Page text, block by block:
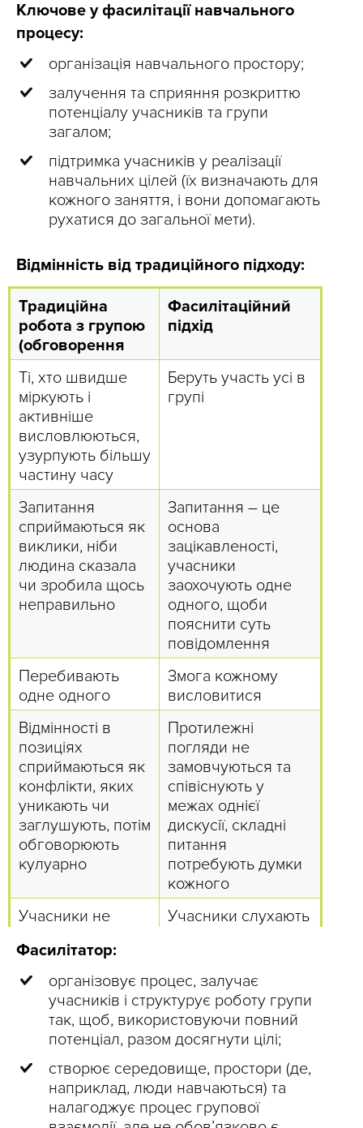
Ключове у фасилітації навчального
процесу:
організація навчального простору;
залучення та сприяння розкриттю
потенціалу учасників та групи
загалом;
підтримка учасників у реалізації
навчальних цілей (їх визначають для
кожного заняття, і вони допомагають
рухатися до загальної мети).
Відмінність від традиційного підходу:
Традиційна
робота з групою
(обговорення
Фасилітаційний
підхід
Ті, хто швидше
міркують і
активніше
висловлюються,
узурпують більшу
частину часу
Беруть участь усі в
групі
Запитання
сприймаються як
виклики, ніби
людина сказала
чи зробила щось
неправильно
Запитання – це
основа
зацікавленості,
учасники
заохочують одне
одного, щоби
пояснити суть
повідомлення
Перебивають
одне одного
Змога кожному
висловитися
Відмінності в
позиціях
сприймаються як
конфлікти, яких
уникають чи
заглушують, потім
обговорюють
кулуарно
Протилежні
погляди не
замовчуються та
співіснують у
межах однієї
дискусії, складні
питання
потребують думки
кожного
Учасники не
розуміють
репліки одне
одного, оскільки
зайняті
формулюванням
Учасники слухають
почуті
Проблему
поспішають
визнати
Проблема
розв’язана, коли
всі, кого вона
Фасилітатор:
організовує процес, залучає
учасників і структурує роботу групи
так, щоб, використовуючи повний
потенціал, разом досягнути цілі;
створює середовище, простори (де,
наприклад, люди навчаються) та
налагоджує процес групової